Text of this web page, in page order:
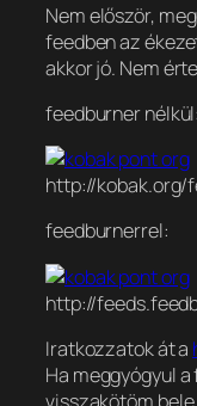
Nem először,
feedben az
akkor jó. Nem
feedburner nélkül:
http://kobak.org/
feedburnerrel:
http://
Iratkozzatok át a
Ha meggyógyul